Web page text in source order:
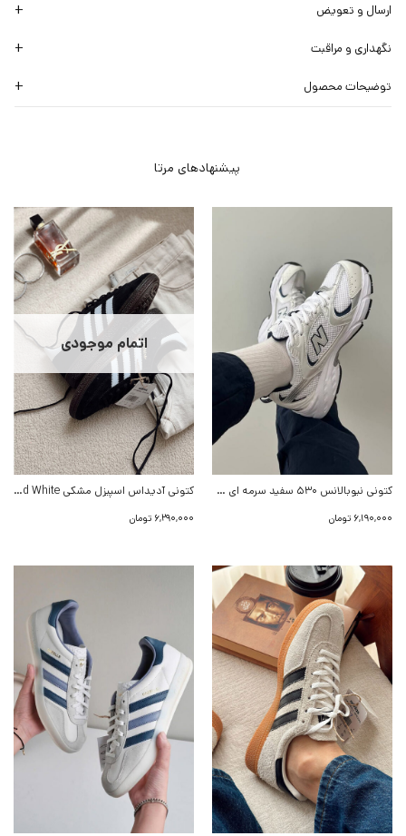
ارسال و تعویض
نگهداری و مراقبت
توضیحات محصول
کتونی نیوبالانس 530 سفید سرمه ای New balance 530 White Navy
6,190,000تومان
اتمام موجودی
کتونی آدیداس اسپیزل مشکی Adidas Spezial Black Cloud White
6,290,000تومان